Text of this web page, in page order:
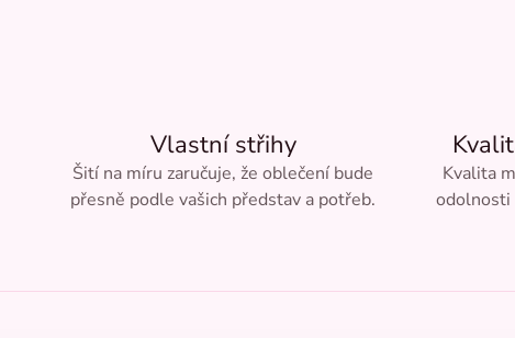
Vlastní střihy
Šití na míru zaručuje, že oblečení bude
přesně podle vašich představ a potřeb.
Kvalita
odolnosti